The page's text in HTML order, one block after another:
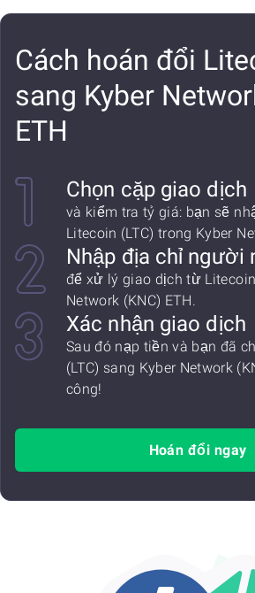
Cách hoán đổi
sang Kyber
ETH
Chọn cặp giao dịch
và kiểm tra tỷ giá: bạn sẽ
Litecoin (LTC) trong Kyber
Nhập địa chỉ người
để xử lý giao dịch từ
Network (KNC) ETH.
Xác nhận giao dịch
Sau đó nạp tiền và bạn đã
(LTC) sang Kyber Network
công!
Hoán đổi ngay